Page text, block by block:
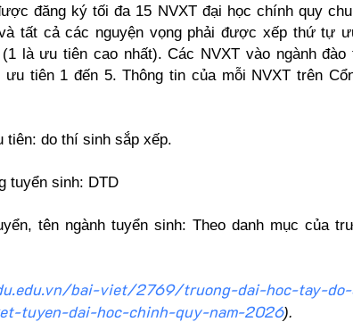
đăng ký tối đa 15 NVXT đại học chính quy
tất cả các nguyện vọng phải được xếp thứ tự
là ưu tiên cao nhất). Các NVXT vào ngành đào
ưu tiên 1 đến 5. Thông tin của mỗi NVXT trên
tiên: do thí sinh sắp xếp.
tuyển sinh: DTD
tên ngành tuyển sinh: Theo danh mục của
bai-viet/2769/truong-dai-hoc-tay-do-
tuyen-dai-hoc-chinh-quy-nam-2026).